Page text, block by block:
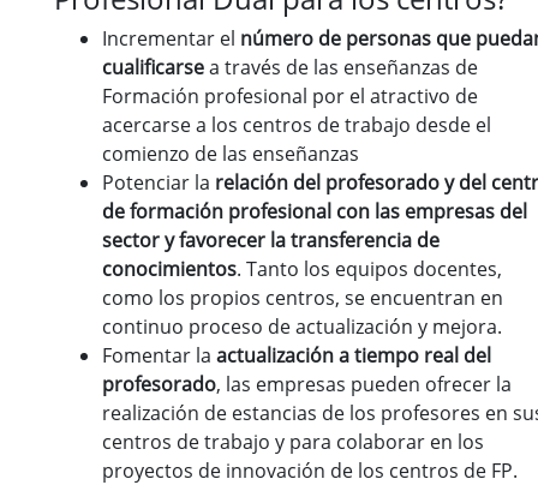
Incrementar el número de personas que
cualificarsea través de las enseñanzas de
Formación profesional por el atractivo de
acercarse a los centros de trabajo desde el
comienzo de las enseñanzas
Potenciar la relación del profesorado y del
de formación profesional con las empresas del
sector y favorecer la transferencia de
conocimientos. Tanto los equipos docentes,
como los propios centros, se encuentran en
continuo proceso de actualización y mejora.
Fomentar la actualización a tiempo real del
profesorado, las empresas pueden ofrecer la
realización de estancias de los profesores en
centros de trabajo y para colaborar en los
proyectos de innovación de los centros de FP.